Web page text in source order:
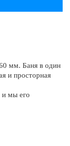
мм. Баня в один
и просторная
и мы его